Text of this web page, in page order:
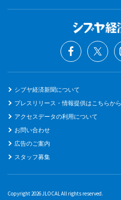
シブヤ経済新聞について
プレスリリース・情報提供はこちらから
アクセスデータの利用について
お問い合わせ
広告のご案内
スタッフ募集
Copyright 2026 JLOCAL All rights reserved.